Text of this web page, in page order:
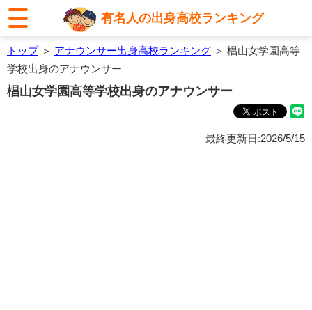
有名人の出身高校ランキング
トップ＞ アナウンサー出身高校ランキング ＞ 椙山女学園高等
学校出身のアナウンサー
椙山女学園高等学校出身のアナウンサー
最終更新日:2026/5/15